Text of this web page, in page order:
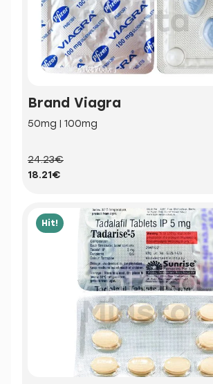
Brand Viagra
50mg | 100mg
24.23€
18.21€
Hit!